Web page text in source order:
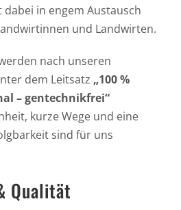
in engem Austausch
und Landwirten.
nach unseren
dem Leitsatz „100 %
– gentechnikfrei“
kurze Wege und eine
sind für uns
Qualität